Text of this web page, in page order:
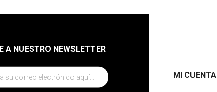
A NUESTRO NEWSLETTER
MI CUENTA